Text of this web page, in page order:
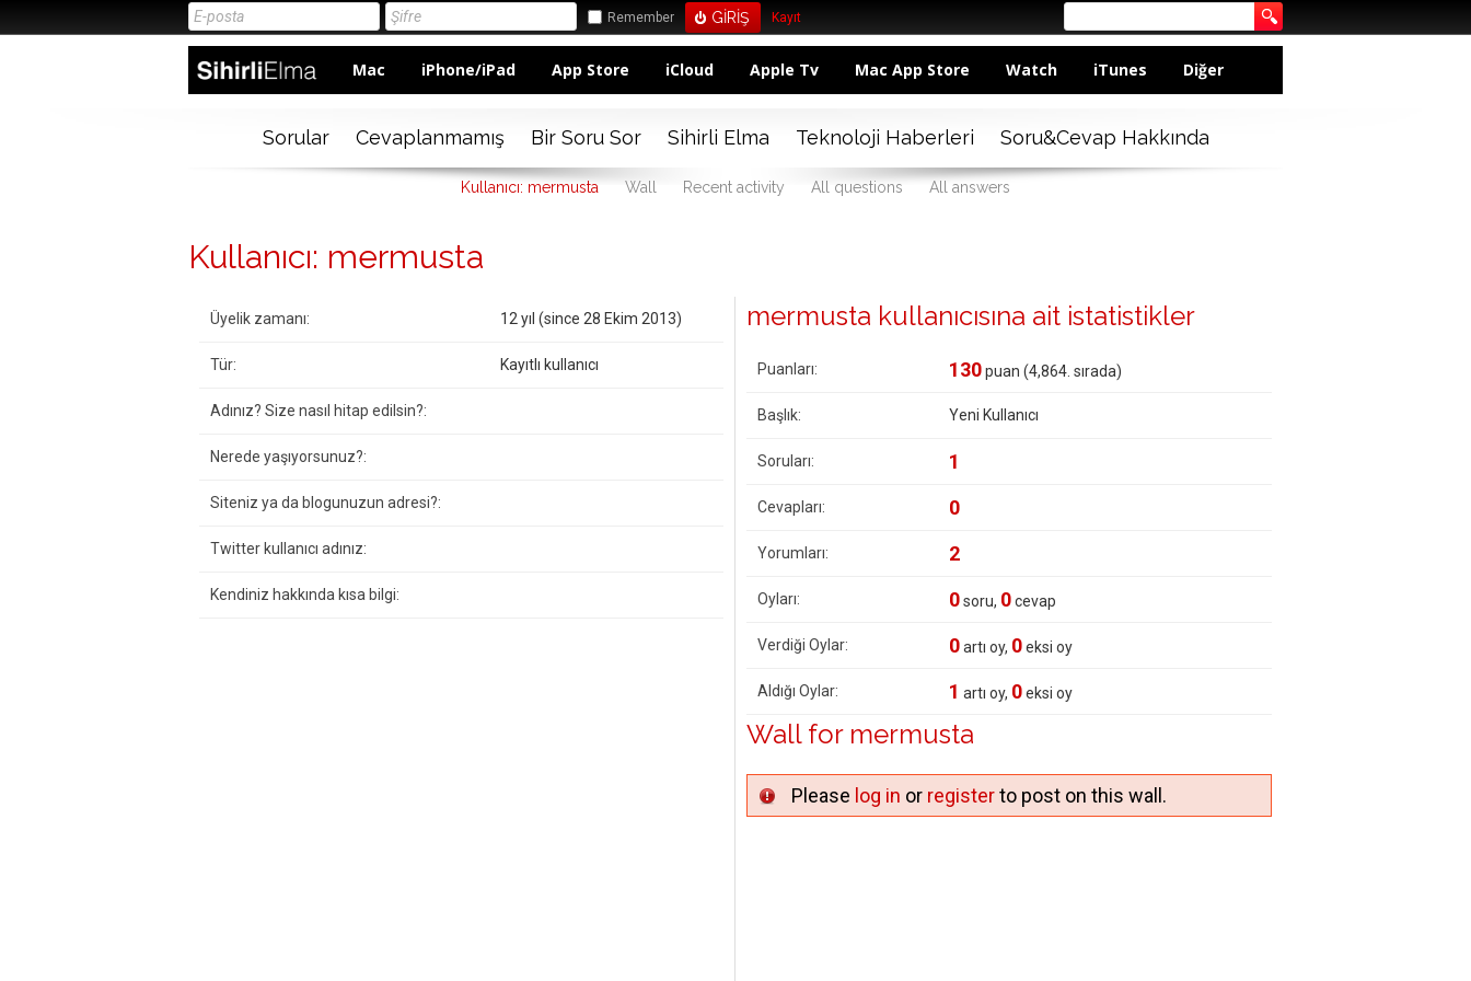
Remember Kayıt
Mac iPhone/iPad App Store iCloud Apple Tv Mac App Store Watch iTunes Diğer
Sorular Cevaplanmamış Bir Soru Sor Sihirli Elma Teknoloji Haberleri Soru&Cevap Hakkında
Kullanıcı: mermusta Wall Recent activity All questions All answers
Kullanıcı: mermusta
Üyelik zamanı: 12 yıl (since 28 Ekim 2013)
Tür: Kayıtlı kullanıcı
Adınız? Size nasıl hitap edilsin?:
Nerede yaşıyorsunuz?:
Siteniz ya da blogunuzun adresi?:
Twitter kullanıcı adınız:
Kendiniz hakkında kısa bilgi:
mermusta kullanıcısına ait istatistikler
Puanları: 130puan (4,864 . sırada)
Başlık: Yeni Kullanıcı
Soruları: 1
Cevapları: 0
Yorumları: 2
Oyları: 0soru, 0cevap
Verdiği Oylar: 0artı oy, 0eksi oy
Aldığı Oylar: 1 artı oy, 0eksi oy
Wall for mermusta
Please log in or registerto post on this wall.